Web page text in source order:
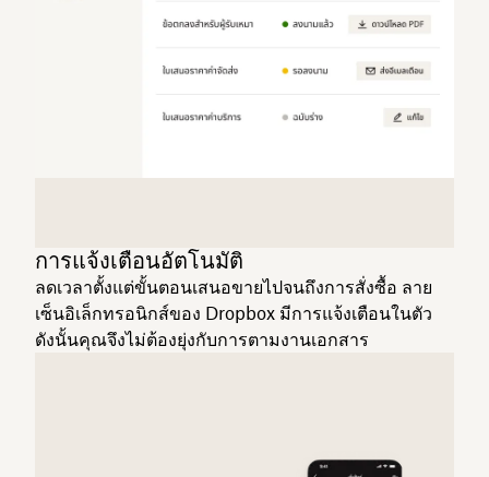
การแจ้งเตือนอัตโนมัติ
ลดเวลาตั้งแต่ขั้นตอนเสนอขายไปจนถึงการสั่งซื้อ ลาย
เซ็นอิเล็กทรอนิกส์ของ Dropbox มีการแจ้งเตือนในตัว
ดังนั้นคุณจึงไม่ต้องยุ่งกับการตามงานเอกสาร